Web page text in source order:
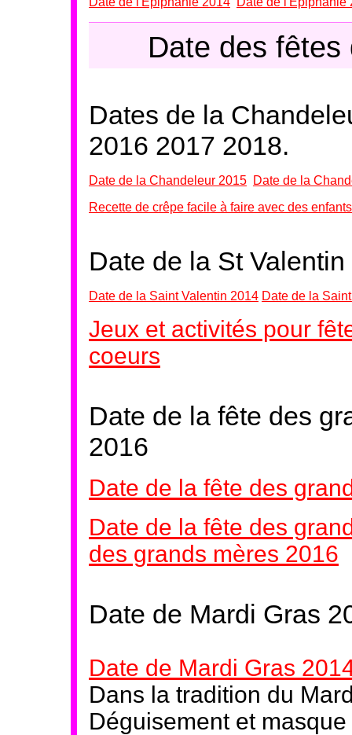
Date des fêtes
Dates de la
2016 2017 2018.
Date de la Chandeleur 2015 Date de la
Recette de crêpe facile à faire avec des enfants
Date de la St
Date de la Saint Valentin 2014 Date de la
Jeux et activités pour
coeurs
Date de la fête des
2016
Date de la fête des
Date de la fête des
des grands mères 2016
Date de Mardi Gras
Date de Mardi Gras
Dans la tradition du
Déguisement et